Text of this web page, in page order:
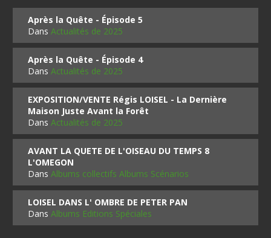
Après la Quête - Épisode 5
DansActualités de 2025
Après la Quête - Épisode 4
DansActualités de 2025
EXPOSITION/VENTE Régis LOISEL - La Dernière
Maison Juste Avant la Forêt
DansActualités de 2025
AVANT LA QUETE DE L'OISEAU DU TEMPS 8
L'OMEGON
DansAlbums collectifs Albums Scénarios
LOISEL DANS L' OMBRE DE PETER PAN
DansAlbums Editions Spéciales